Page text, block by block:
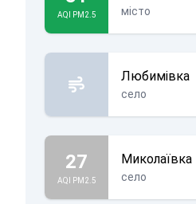
AQI PM2.5 місто
Любимівка
село
27
AQI PM2.5
Миколаївка
село